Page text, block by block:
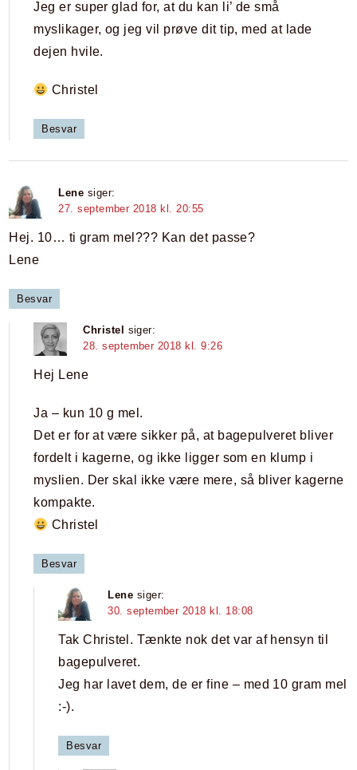
Jeg er super glad for, at du kan li’ de små
myslikager, og jeg vil prøve dit tip, med at lade
dejen hvile.
Christel
Besvar
Lene siger:
27. september 2018 kl. 20:55
Hej. 10… ti gram mel??? Kan det passe?
Lene
Besvar
Christel
siger:
28. september 2018 kl. 9:26
Hej Lene
Ja – kun 10 g mel.
Det er for at være sikker på, at bagepulveret bliver
fordelt i kagerne, og ikke ligger som en klump i
myslien. Der skal ikke være mere, så bliver kagerne
kompakte.
Christel
Besvar
Lene siger:
30. september 2018 kl. 18:08
Tak Christel. Tænkte nok det var af hensyn til
bagepulveret.
Jeg har lavet dem, de er fine – med 10 gram mel
:-).
Besvar